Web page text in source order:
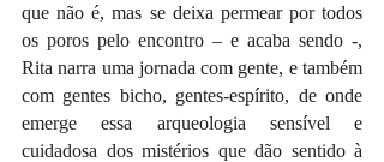
que não é, mas se deixa permear por todos
os poros pelo encontro – e acaba sendo -,
Rita narra uma jornada com gente, e também
com gentes bicho, gentes-espírito, de onde
emerge essa arqueologia sensível e
cuidadosa dos mistérios que dão sentido à